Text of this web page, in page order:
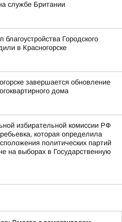
службе Британии
благоустройства Городского
в Красногорске
завершается обновление
дома
избирательной комиссии РФ
которая определила
политических партий
на выборах в Государственную